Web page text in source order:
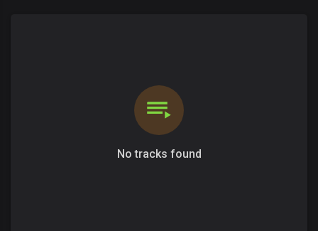
No tracks found